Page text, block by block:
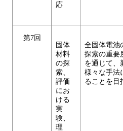
応
第7回
固体
材料
の探
索、
評価
にお
ける
実
験、
理
全固体電池
探索の重要
を通じて、
様々な手法
ることを目